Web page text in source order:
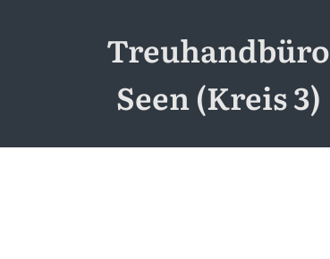
Treuhandbüro
Seen (Kreis 3)